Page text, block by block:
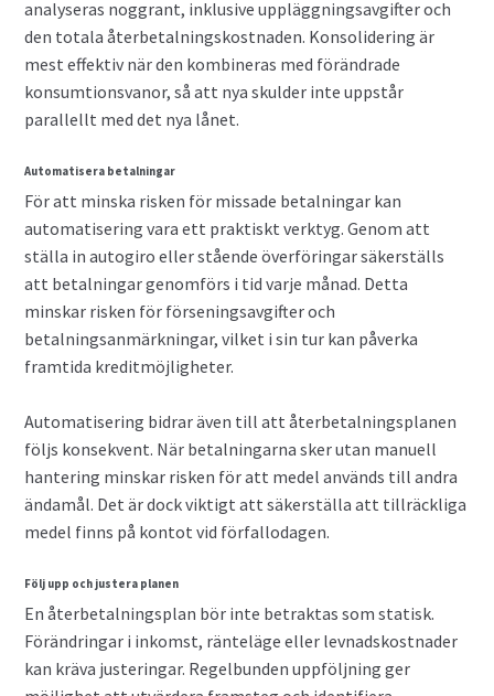
analyseras noggrant, inklusive uppläggningsavgifter och
den totala återbetalningskostnaden. Konsolidering är
mest effektiv när den kombineras med förändrade
konsumtionsvanor, så att nya skulder inte uppstår
parallellt med det nya lånet.
Automatisera betalningar
För att minska risken för missade betalningar kan
automatisering vara ett praktiskt verktyg. Genom att
ställa in autogiro eller stående överföringar säkerställs
att betalningar genomförs i tid varje månad. Detta
minskar risken för förseningsavgifter och
betalningsanmärkningar, vilket i sin tur kan påverka
framtida kreditmöjligheter.
Automatisering bidrar även till att återbetalningsplanen
följs konsekvent. När betalningarna sker utan manuell
hantering minskar risken för att medel används till andra
ändamål. Det är dock viktigt att säkerställa att tillräckliga
medel finns på kontot vid förfallodagen.
Följ upp och justera planen
En återbetalningsplan bör inte betraktas som statisk.
Förändringar i inkomst, ränteläge eller levnadskostnader
kan kräva justeringar. Regelbunden uppföljning ger